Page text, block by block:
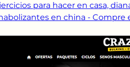
para hacer en casa,
en china - Compre